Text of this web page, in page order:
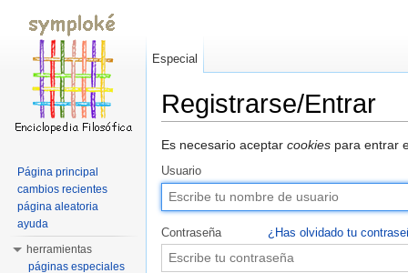
Registrarse/Entrar
Es necesario aceptar cookies para entrar
Usuario
Contraseña ¿Has olvidado tu
Especial
Página principal
cambios recientes
página aleatoria
ayuda
herramientas
páginas especiales